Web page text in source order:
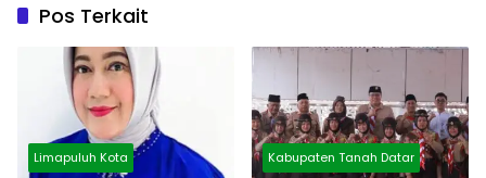
Pos Terkait
Limapuluh Kota Kabupaten Tanah Datar